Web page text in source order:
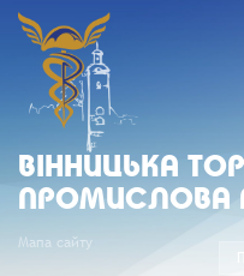
ВIННИЦЬКА
ПРОМИСЛОВА
Мапа сайту